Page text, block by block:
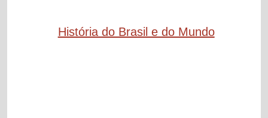
História do Brasil e do Mundo